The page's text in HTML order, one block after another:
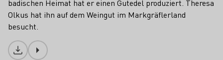
badischen Heimat hat er einen Gutedel produziert. Theresa
Olkus hat ihn auf dem Weingut im Markgräflerland
besucht.
Download